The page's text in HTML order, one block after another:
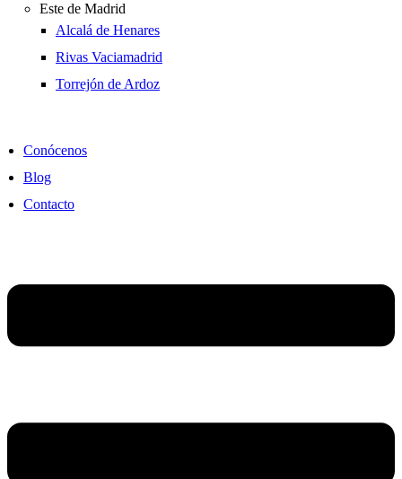
Este de Madrid
Alcalá de Henares
Rivas Vaciamadrid
Torrejón de Ardoz
Conócenos
Blog
Contacto